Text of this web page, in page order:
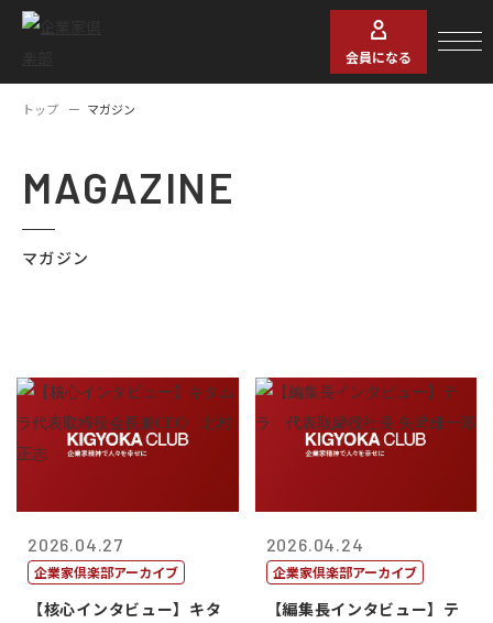
会員になる
トップ マガジン
MAGAZINE
マガジン
2026.04.27
企業家倶楽部アーカイブ
【核心インタビュー】キタ
2026.04.24
企業家倶楽部アーカイブ
【編集長インタビュー】テ